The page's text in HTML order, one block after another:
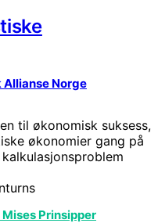
Norge
til økonomisk suksess,
økonomier gang på
Prinsipper